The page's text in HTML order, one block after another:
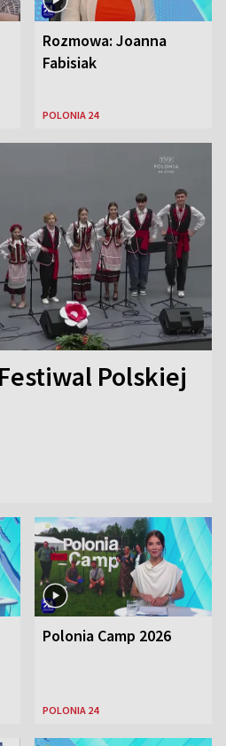
Rozmowa: Joanna
Fabisiak
POLONIA 24
Polskiej
Polonia Camp 2026
POLONIA 24